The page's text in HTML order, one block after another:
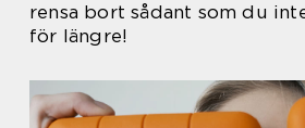
rensa bort sådant som du
för längre!